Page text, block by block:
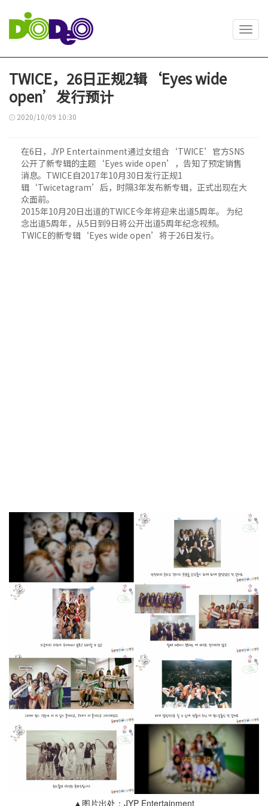
TWICE，26日正规2辑‘Eyes wide
open’发行预计
2020/10/09 10:30
在6日，JYP Entertainment通过女组合‘TWICE’官方SNS
公开了新专辑的主题‘Eyes wide open’，告知了预定销售
消息。TWICE自2017年10月30日发行正规1
辑‘Twicetagram’后，时隔3年发布新专辑，正式出现在大
众面前。
2015年10月20日出道的TWICE今年将迎来出道5周年。 为纪
念出道5周年，从5日到9日将公开出道5周年纪念视频。
TWICE的新专辑‘Eyes wide open’将于26日发行。
▲图片出处：JYP Entertainment